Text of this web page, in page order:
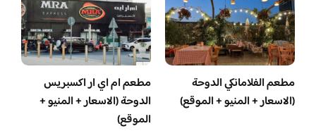
مطعم الفلامانكي الدوحة
(الاسعار + المنيو + الموقع)
مطعم ام اي ار اكسبريس
الدوحة (الاسعار + المنيو +
الموقع)